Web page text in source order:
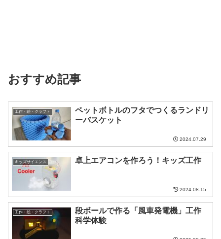
おすすめ記事
工作・絵・クラフト
ペットボトルのフタでつくるランドリ
ーバスケット
2024.07.29
キッズサイエンス 卓上エアコンを作ろう！キッズ工作
2024.08.15
工作・絵・クラフト
段ボールで作る「風車発電機」工作
科学体験